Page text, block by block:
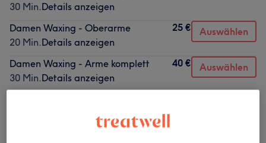
30 Min.Details anzeigen
Damen Waxing - Oberarme
20 Min.Details anzeigen
25 € Auswählen
Damen Waxing - Arme komplett
30 Min.Details anzeigen
40 € Auswählen
Details anzeigen